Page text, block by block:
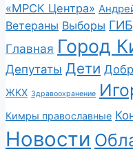
«МРСК Центра»
Ветераны Выборы
Главная Город
Депутаты Дети
ЖКХ Здравоохранение
Кимры православные
Новости